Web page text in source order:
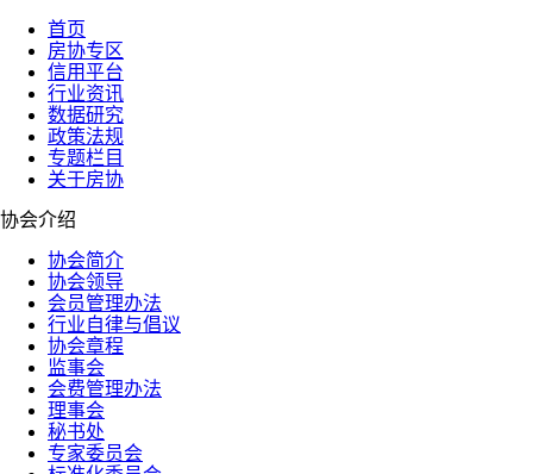
首页
房协专区
信用平台
行业资讯
数据研究
政策法规
专题栏目
关于房协
协会介绍
协会简介
协会领导
会员管理办法
行业自律与倡议
协会章程
监事会
会费管理办法
理事会
秘书处
专家委员会